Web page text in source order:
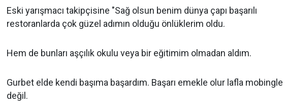
Eski yarışmacı takipçisine "Sağ olsun benim dünya çapı başarılı
restoranlarda çok güzel adımın olduğu önlüklerim oldu.
Hem de bunları aşçılık okulu veya bir eğitimim olmadan aldım.
Gurbet elde kendi başıma başardım. Başarı emekle olur lafla mobingle
değil.